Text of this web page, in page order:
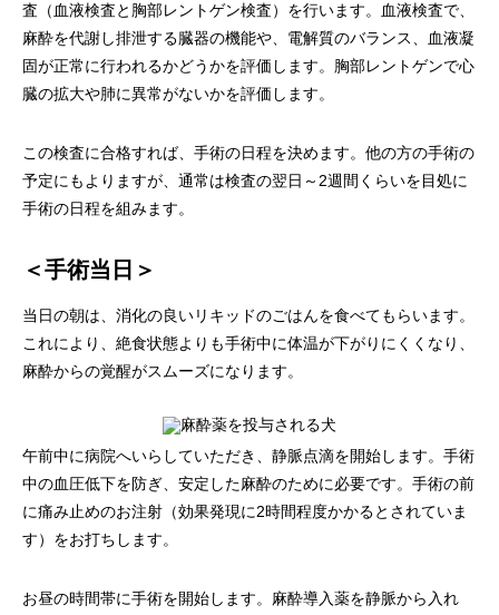
査（血液検査と胸部レントゲン検査）を行います。血液検査で、
麻酔を代謝し排泄する臓器の機能や、電解質のバランス、血液凝
固が正常に行われるかどうかを評価します。胸部レントゲンで心
臓の拡大や肺に異常がないかを評価します。
この検査に合格すれば、手術の日程を決めます。他の方の手術の
予定にもよりますが、通常は検査の翌日～2週間くらいを目処に
手術の日程を組みます。
＜手術当日＞
当日の朝は、消化の良いリキッドのごはんを食べてもらいます。
これにより、絶食状態よりも手術中に体温が下がりにくくなり、
麻酔からの覚醒がスムーズになります。
午前中に病院へいらしていただき、静脈点滴を開始します。手術
中の血圧低下を防ぎ、安定した麻酔のために必要です。手術の前
に痛み止めのお注射（効果発現に2時間程度かかるとされていま
す）をお打ちします。
お昼の時間帯に手術を開始します。麻酔導入薬を静脈から入れ